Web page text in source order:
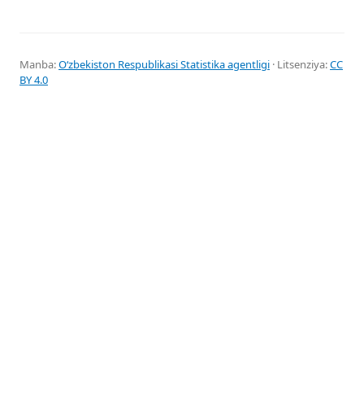
Manba:Oʻzbekiston Respublikasi Statistika agentligi · Litsenziya:CC
BY 4.0